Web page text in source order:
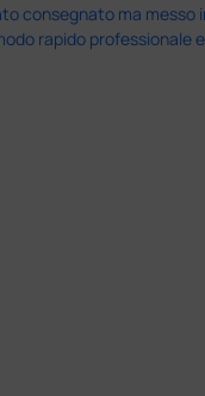
consegnato ma
rapido